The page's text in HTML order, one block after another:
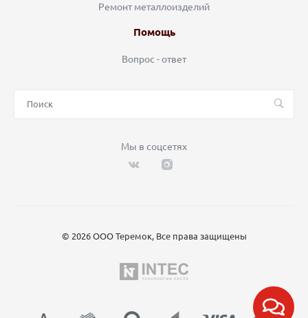
Ремонт металлоизделий
Помощь
Вопрос - ответ
Мы в соцсетях
© 2026 ООО Теремок, Все права защищены